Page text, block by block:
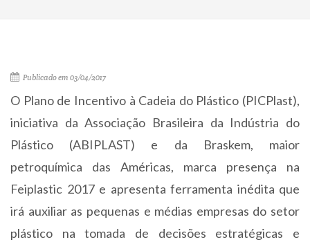
Publicado em 03/04/2017
O Plano de Incentivo à Cadeia do Plástico (PICPlast),
iniciativa da Associação Brasileira da Indústria do
Plástico (ABIPLAST) e da Braskem, maior
petroquímica das Américas, marca presença na
Feiplastic 2017 e apresenta ferramenta inédita que
irá auxiliar as pequenas e médias empresas do setor
plástico na tomada de decisões estratégicas e